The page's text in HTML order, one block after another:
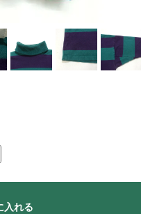
入れる